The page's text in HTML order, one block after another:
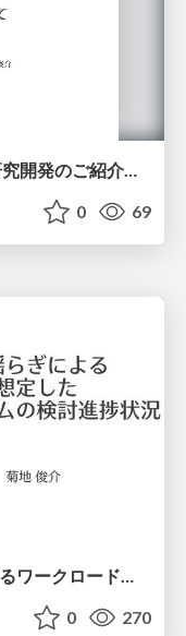
さくらインターネット研究所の 研究開発のご紹介とさくらONEについて
0 69
自然由来エネルギーの揺らぎによるワークロード移動を想定した超個体データセンターシステムの検討進捗状況
0 270